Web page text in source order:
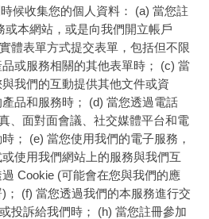
候收集您的個人資料： (a) 當您註
或本網站，或是向我們開立帳戶
體表單方式提交表單，包括但不限
或服務相關的其他表單時； (c) 當
我們的互動提供其他文件或資
品和服務時； (d) 當您透過電話
、面對面會議、社交媒體平台和電
； (e) 當您使用我們的電子服務，
使用我們網站上的服務與我們互
Cookie (可能會在您與我們的應
； (f) 當您透過我們的本服務進行交
投訴給我們時； (h) 當您註冊參加